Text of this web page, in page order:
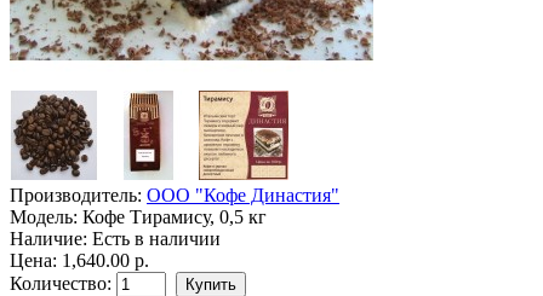
Производитель: ООО "Кофе Династия"
Модель: Кофе Тирамису, 0,5 кг
Наличие: Есть в наличии
Цена: 1,640.00 р.
Количество: